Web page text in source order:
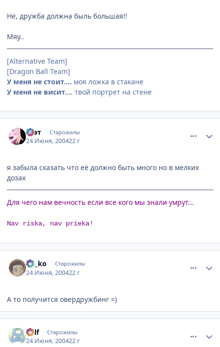
Не, дружба должна быль большая!!
Мяу..
[Alternative Team]
[Dragon Ball Team]
У меня не стоит.... моя ложка в стакане
У меня не висит.... твой портрет на стене
Ксэт Старожилы
24 Июня, 200422 г
я забыла сказать что её должно быть много но в мелких
дозах
Для чего нам вечность если все кого мы знали умрут...
Nav riska, nav prieka!
Ge_ko Старожилы
24 Июня, 200422 г
А то получится овердружбинг =)
Ralf Старожилы
24 Июня, 200422 г